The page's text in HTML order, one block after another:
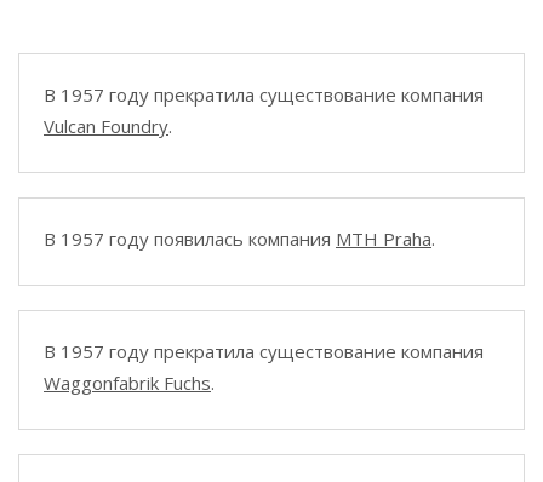
В 1957 году прекратила существование компания
Vulcan Foundry.
В 1957 году появилась компания MTH Praha.
В 1957 году прекратила существование компания
Waggonfabrik Fuchs.